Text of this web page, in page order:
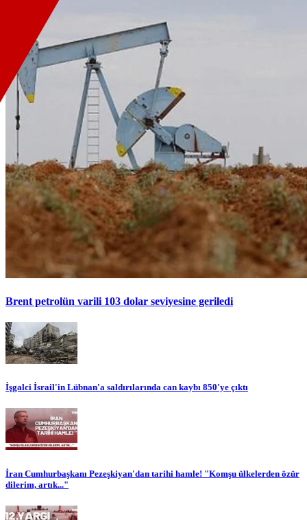
Brent petrolün varili 103 dolar seviyesine geriledi
İşgalci İsrail'in Lübnan'a saldırılarında can kaybı 850'ye çıktı
İran Cumhurbaşkanı Pezeşkiyan'dan tarihi hamle! "Komşu ülkelerden özür
dilerim, artık..."